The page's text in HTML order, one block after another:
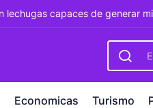
giriş masterbetting
lechugas capaces de generar
Economicas Turismo